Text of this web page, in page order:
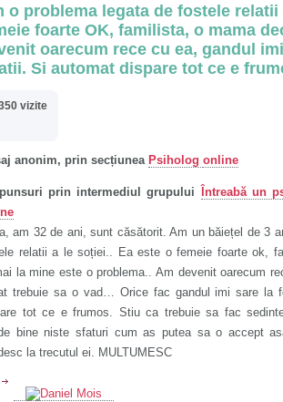
o problema legata de fostele
foarte OK, familista, o mama
oarecum rece cu ea, gandul
Si automat dispare tot ce e
vizite
anonim, prin secțiunea Psiholog online
prin intermediul grupului
Întreabă un
am 32 de ani, sunt căsătorit. Am un băiețel de 3
relatii a le soției.. Ea este o femeie foarte ok,
la mine este o problema.. Am devenit oarecum
trebuie sa o vad… Orice fac gandul imi sare la
tot ce e frumos. Stiu ca trebuie sa fac
bine niste sfaturi cum as putea sa o accept
la trecutul ei. MULTUMESC